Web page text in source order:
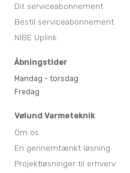
Dit serviceabonnement
Bestil serviceabonnement
NIBE Uplink
Åbningstider
Mandag - torsdag
Fredag
Vølund Varmeteknik
Om os
En gennemtænkt løsning
Projektløsninger til erhverv